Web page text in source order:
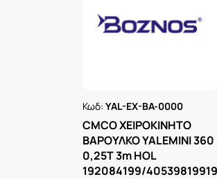
Κωδ:YAL-EX-BA-0000
CMCO ΧΕΙΡΟΚΙΝΗΤΟ
ΒΑΡΟΥΛΚΟ YALEMINI 360
0,25T 3m HOL
192084199/